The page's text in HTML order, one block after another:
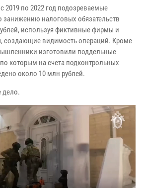
2019 по 2022 год подозреваемые
занижению налоговых обязательств
используя фиктивные фирмы и
создающие видимость операций. Кроме
изготовили поддельные
которым на счета подконтрольных
около 10 млн рублей.
дело.